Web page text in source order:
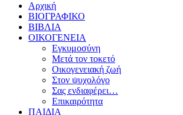
Αρχική
ΒΙΟΓΡΑΦΙΚΟ
ΒΙΒΛΙΑ
ΟΙΚΟΓΕΝΕΙΑ
Εγκυμοσύνη
Μετά τον τοκετό
Οικογενειακή ζωή
Στον ψυχολόγο
Σας ενδιαφέρει…
Επικαιρότητα
ΠΑΙΔΙΑ